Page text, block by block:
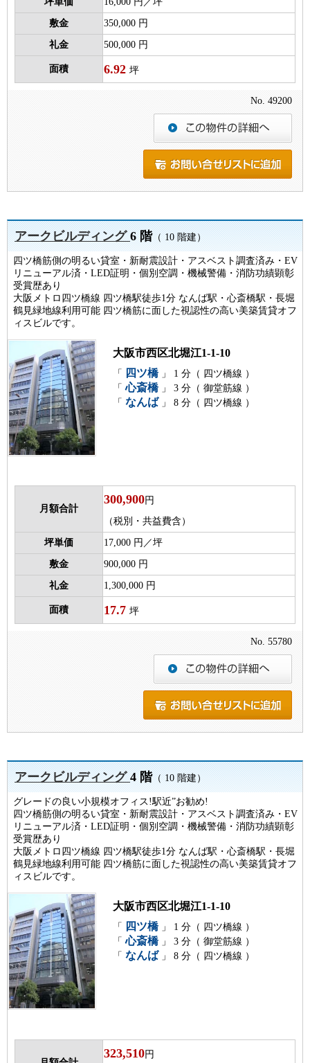
敷金 350,000 円
礼金 500,000 円
面積 6.92 坪
No. 49200
アークビルディング6 階（ 10 階建）
四ツ橋筋側の明るい貸室・新耐震設計・アスベスト調査済み・EV
リニューアル済・LED証明・個別空調・機械警備・消防功績顕彰
受賞歴あり
大阪メトロ四ツ橋線 四ツ橋駅徒歩1分 なんば駅・心斎橋駅・長堀
鶴見緑地線利用可能 四ツ橋筋に面した視認性の高い美築賃貸オフ
ィスビルです。
大阪市西区北堀江1-1-10
「 四ツ橋 」 1 分（ 四ツ橋線 ）
「 心斎橋 」 3 分（ 御堂筋線 ）
「 なんば 」 8 分（ 四ツ橋線 ）
月額合計
300,900円
（税別・共益費含）
坪単価 17,000 円／坪
敷金 900,000 円
礼金 1,300,000 円
面積 17.7 坪
No. 55780
アークビルディング4 階（ 10 階建）
グレードの良い小規模オフィス!駅近”お勧め!
四ツ橋筋側の明るい貸室・新耐震設計・アスベスト調査済み・EV
リニューアル済・LED証明・個別空調・機械警備・消防功績顕彰
受賞歴あり
大阪メトロ四ツ橋線 四ツ橋駅徒歩1分 なんば駅・心斎橋駅・長堀
鶴見緑地線利用可能 四ツ橋筋に面した視認性の高い美築賃貸オフ
ィスビルです。
大阪市西区北堀江1-1-10
「 四ツ橋 」 1 分（ 四ツ橋線 ）
「 心斎橋 」 3 分（ 御堂筋線 ）
「 なんば 」 8 分（ 四ツ橋線 ）
323,510円